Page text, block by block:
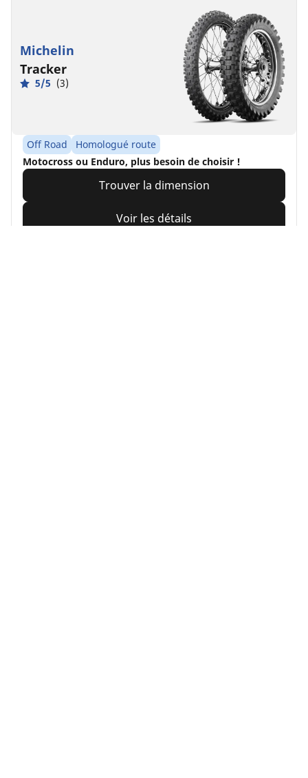
Michelin
Tracker
5/5 (3)
Off Road
Homologué route
Motocross ou Enduro, plus besoin de choisir !
Trouver la dimension
Voir les détails